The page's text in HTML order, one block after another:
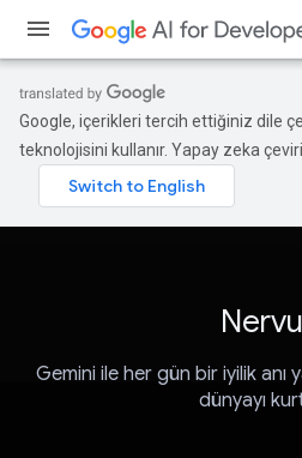
Google, içerikleri tercih ettiğiniz dile
teknolojisini kullanır. Yapay zeka
Gemini ile her gün bir iyilik anı
dünyayı